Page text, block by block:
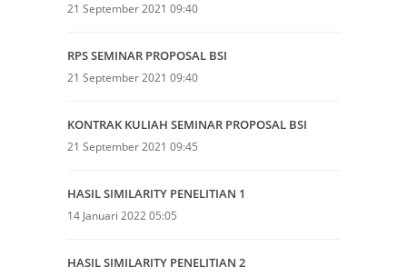
21 September 2021 09:40
RPS SEMINAR PROPOSAL BSI
21 September 2021 09:40
KONTRAK KULIAH SEMINAR PROPOSAL BSI
21 September 2021 09:45
HASIL SIMILARITY PENELITIAN 1
14 Januari 2022 05:05
HASIL SIMILARITY PENELITIAN 2